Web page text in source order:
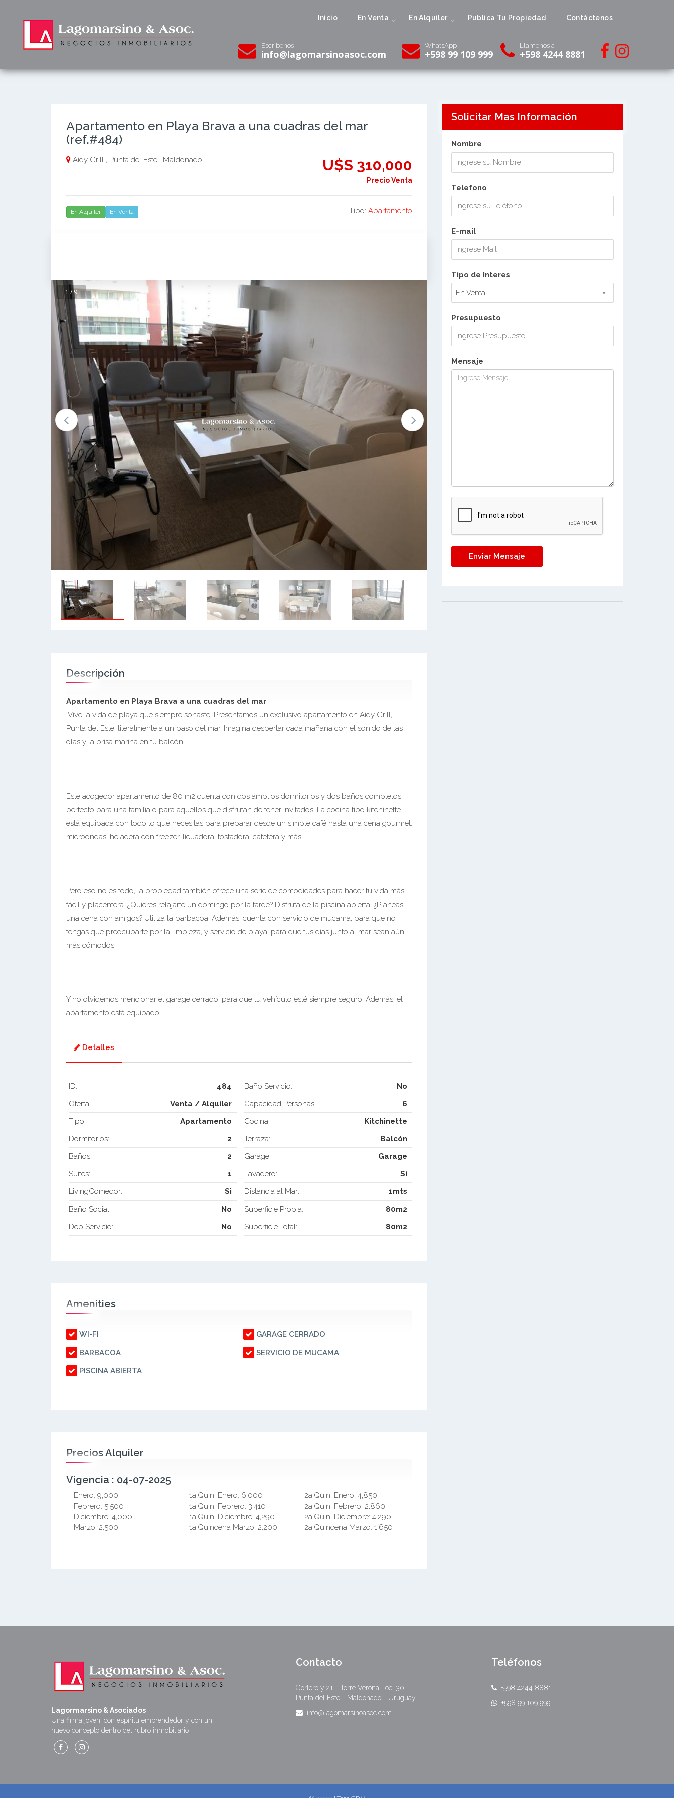
Inicio En Venta En Alquiler Publica Tu Propiedad Contáctenos
Llamenos a
+598 4244 8881
WhatsApp
+598 99 109 999
Escríbenos
info@lagomarsinoasoc.com
Apartamento en Playa Brava a una cuadras del mar
(ref.#484)
U$S 310,000
Precio Venta
Aidy Grill , Punta del Este , Maldonado
En Alquiler En Venta Tipo: Apartamento
1 / 9
Descripción
Apartamento en Playa Brava a una cuadras del mar
¡Vive la vida de playa que siempre soñaste! Presentamos un exclusivo apartamento en Aidy Grill,
Punta del Este, literalmente a un paso del mar. Imagina despertar cada mañana con el sonido de las
olas y la brisa marina en tu balcón.
Este acogedor apartamento de 80 m2 cuenta con dos amplios dormitorios y dos baños completos,
perfecto para una familia o para aquellos que disfrutan de tener invitados. La cocina tipo kitchinette
está equipada con todo lo que necesitas para preparar desde un simple café hasta una cena gourmet:
microondas, heladera con freezer, licuadora, tostadora, cafetera y más.
Pero eso no es todo, la propiedad también ofrece una serie de comodidades para hacer tu vida más
fácil y placentera. ¿Quieres relajarte un domingo por la tarde? Disfruta de la piscina abierta. ¿Planeas
una cena con amigos? Utiliza la barbacoa. Además, cuenta con servicio de mucama, para que no
tengas que preocuparte por la limpieza, y servicio de playa, para que tus días junto al mar sean aún
más cómodos.
Y no olvidemos mencionar el garage cerrado, para que tu vehículo esté siempre seguro. Además, el
apartamento está equipado
Detalles
ID:
484
Oferta:
Venta / Alquiler
Tipo:
Apartamento
Dormitorios: :
2
Baños:
2
Suites:
1
LivingComedor:
Si
Baño Social:
No
Dep Servicio:
No
Baño Servicio:
No
Capacidad Personas:
6
Cocina:
Kitchinette
Terraza:
Balcón
Garage:
Garage
Lavadero:
Si
Distancia al Mar:
1mts
Superficie Propia:
80m2
Superficie Total:
80m2
Amenities
WI-FI
BARBACOA
PISCINA ABIERTA
GARAGE CERRADO
SERVICIO DE MUCAMA
Precios Alquiler
Vigencia : 04-07-2025
Enero: 9,000 1a.Quin. Enero: 6,000 2a.Quin. Enero: 4,850
Febrero: 5,500 1a.Quin. Febrero: 3,410 2a.Quin. Febrero: 2,860
Diciembre: 4,000 1a.Quin. Diciembre: 4,290 2a.Quin. Diciembre: 4,290
Marzo: 2,500 1a.Quincena Marzo: 2,200 2a.Quincena Marzo: 1,650
Solicitar Mas Información
Nombre
Telefono
E-mail
Tipo de Interes
En Venta
Presupuesto
Mensaje
Lagormarsino & Asociados
Una firma joven, con espíritu emprendedor y con un
nuevo concepto dentro del rubro inmobiliario
Contacto
Gorlero y 21 - Torre Verona Loc. 30
Punta del Este - Maldonado - Uruguay
info@lagomarsinoasoc.com
Teléfonos
+598 4244 8881
+598 99 109 999